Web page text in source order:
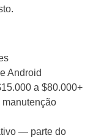
Android
a $80.000+
— parte do